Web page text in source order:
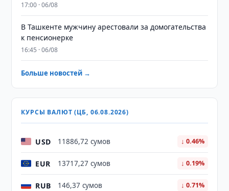
17:00 · 06/08
В Ташкенте мужчину арестовали за домогательства
к пенсионерке
16:45 · 06/08
Больше новостей →
КУРСЫ ВАЛЮТ (ЦБ, 06.08.2026)
USD 11886,72 сумов ↓ 0.46%
EUR 13717,27 сумов ↓ 0.19%
RUB 146,37 сумов ↓ 0.71%